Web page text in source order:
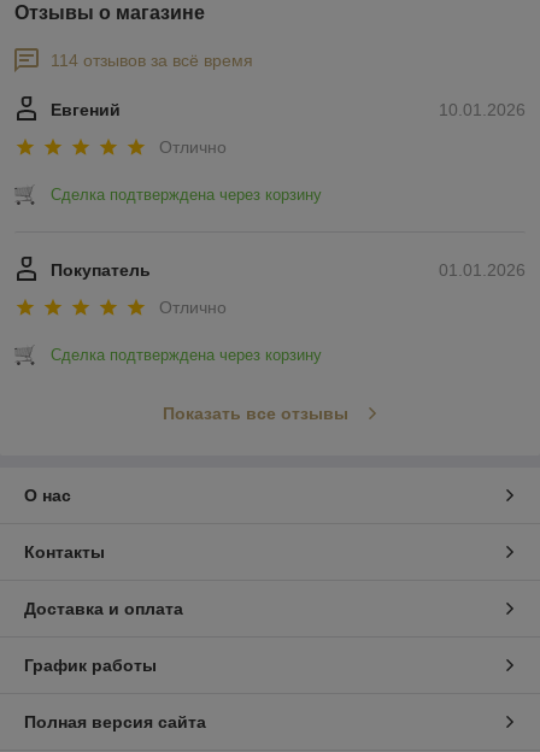
Отзывы о магазине
114 отзывов за всё время
10.01.2026
Евгений
Отлично
Сделка подтверждена через корзину
01.01.2026
Покупатель
Отлично
Сделка подтверждена через корзину
Показать все отзывы
О нас
Контакты
Доставка и оплата
График работы
Полная версия сайта